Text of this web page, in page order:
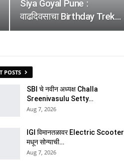
Siya Goyal Pune :
वाढदिवसाचा Birthday Trek…
POSTS
SBI चे नवीन अध्यक्ष Challa
Sreenivasulu Setty…
Aug 7, 2026
IGI विमानतळावर Electric Scooter
मधून सोन्याची…
Aug 7, 2026